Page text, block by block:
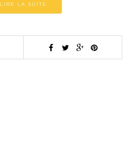
LIRE LA SUITE